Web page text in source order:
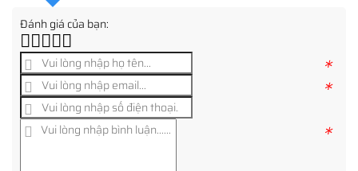
Đánh giá của bạn:
*
*
*